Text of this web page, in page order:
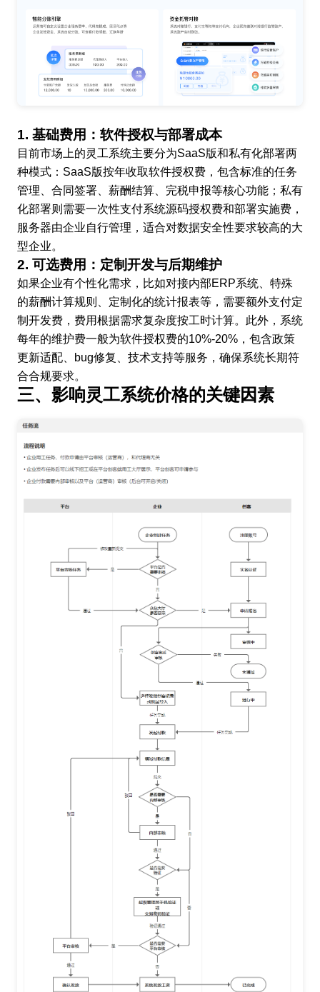
1. 基础费用：软件授权与部署成本
目前市场上的灵工系统主要分为SaaS版和私有化部署两
种模式：SaaS版按年收取软件授权费，包含标准的任务
管理、合同签署、薪酬结算、完税申报等核心功能；私有
化部署则需要一次性支付系统源码授权费和部署实施费，
服务器由企业自行管理，适合对数据安全性要求较高的大
型企业。
2. 可选费用：定制开发与后期维护
如果企业有个性化需求，比如对接内部ERP系统、特殊
的薪酬计算规则、定制化的统计报表等，需要额外支付定
制开发费，费用根据需求复杂度按工时计算。此外，系统
每年的维护费一般为软件授权费的10%-20%，包含政策
更新适配、bug修复、技术支持等服务，确保系统长期符
合合规要求。
三、影响灵工系统价格的关键因素